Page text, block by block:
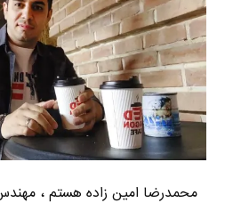
محمدرضا امين زاده هستم ،